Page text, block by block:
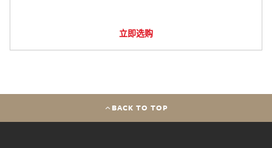
立即选购
BACK TO TOP